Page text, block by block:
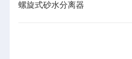
螺旋式砂水分离器